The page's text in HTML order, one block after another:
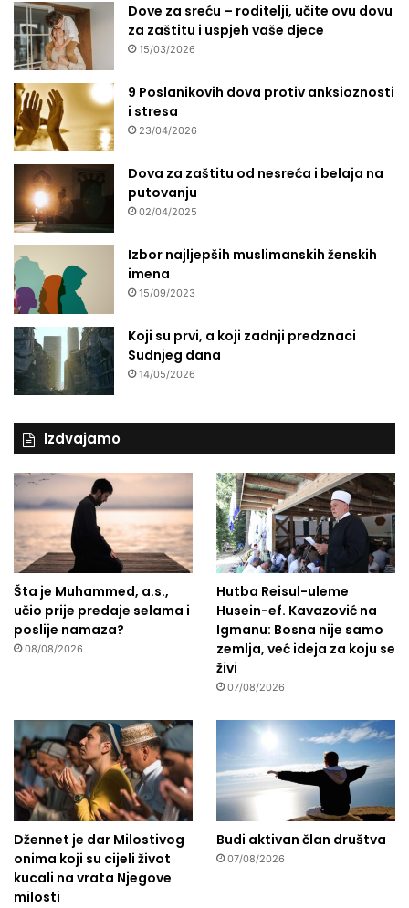
Dove za sreću – roditelji, učite ovu dovu
za zaštitu i uspjeh vaše djece
15/03/2026
9 Poslanikovih dova protiv anksioznosti
i stresa
23/04/2026
Dova za zaštitu od nesreća i belaja na
putovanju
02/04/2025
Izbor najljepših muslimanskih ženskih
imena
15/09/2023
Koji su prvi, a koji zadnji predznaci
Sudnjeg dana
14/05/2026
Izdvajamo
Šta je Muhammed, a.s.,
učio prije predaje selama i
poslije namaza?
08/08/2026
Hutba Reisul-uleme
Husein-ef. Kavazović na
Igmanu: Bosna nije samo
zemlja, već ideja za koju se
živi
07/08/2026
Džennet je dar Milostivog
onima koji su cijeli život
kucali na vrata Njegove
milosti
Budi aktivan član društva
07/08/2026